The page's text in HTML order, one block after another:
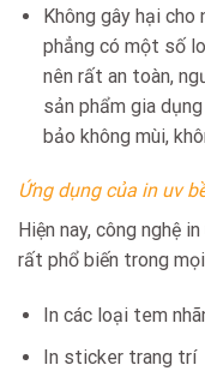
Không gây hại cho
phẳng có một số
nên rất an toàn,
sản phẩm gia
bảo không mùi,
Ứng dụng của in uv
Hiện nay, công nghệ
rất phổ biến trong
In các loại tem
In sticker trang trí